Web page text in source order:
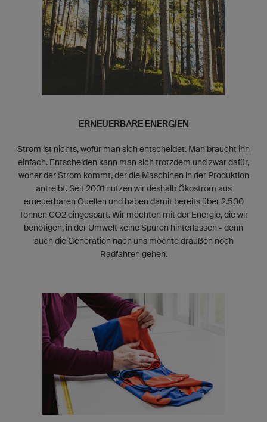
ERNEUERBARE ENERGIEN
Strom ist nichts, wofür man sich entscheidet. Man braucht ihn
einfach. Entscheiden kann man sich trotzdem und zwar dafür,
woher der Strom kommt, der die Maschinen in der Produktion
antreibt. Seit 2001 nutzen wir deshalb Ökostrom aus
erneuerbaren Quellen und haben damit bereits über 2.500
Tonnen CO2eingespart. Wir möchten mit der Energie, die wir
benötigen, in der Umwelt keine Spuren hinterlassen - denn
auch die Generation nach uns möchte draußen noch
Radfahren gehen.